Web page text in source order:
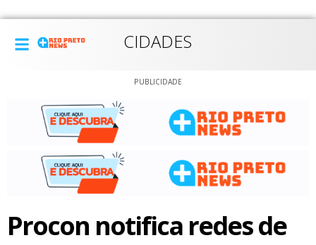
CIDADES
PUBLICIDADE
Procon notifica redes de